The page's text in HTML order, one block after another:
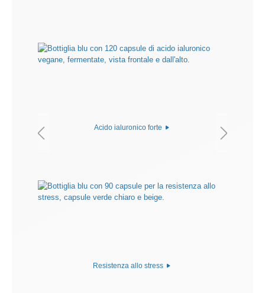
Acido ialuronico forte
Resistenza allo stress